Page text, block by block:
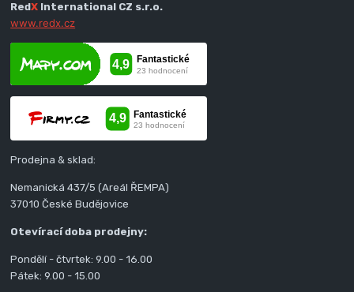
RedX International CZ s.r.o.
www.redx.cz
Prodejna & sklad:
Nemanická 437/5 (Areál ŘEMPA)
37010 České Budějovice
Otevírací doba prodejny:
Pondělí - čtvrtek: 9.00 - 16.00
Pátek: 9.00 - 15.00